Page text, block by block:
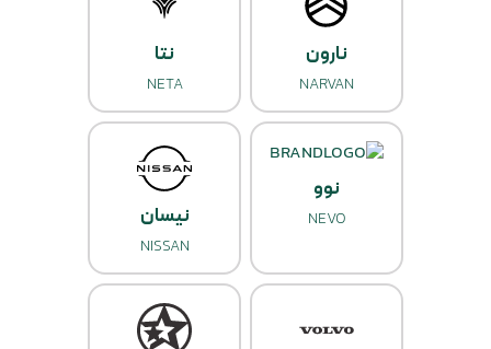
نارون
NARVAN
نتا
NETA
نوو
NEVO نیسان
NISSAN